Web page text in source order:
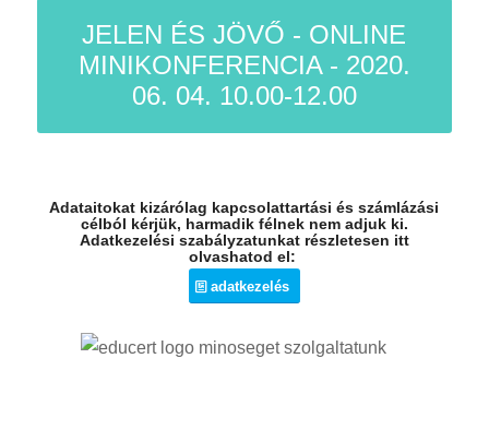
JELEN ÉS JÖVŐ - ONLINE
MINIKONFERENCIA - 2020.
06. 04. 10.00-12.00
Adataitokat kizárólag kapcsolattartási és számlázási
célból kérjük, harmadik félnek nem adjuk ki.
Adatkezelési szabályzatunkat részletesen itt
olvashatod el:
adatkezelés